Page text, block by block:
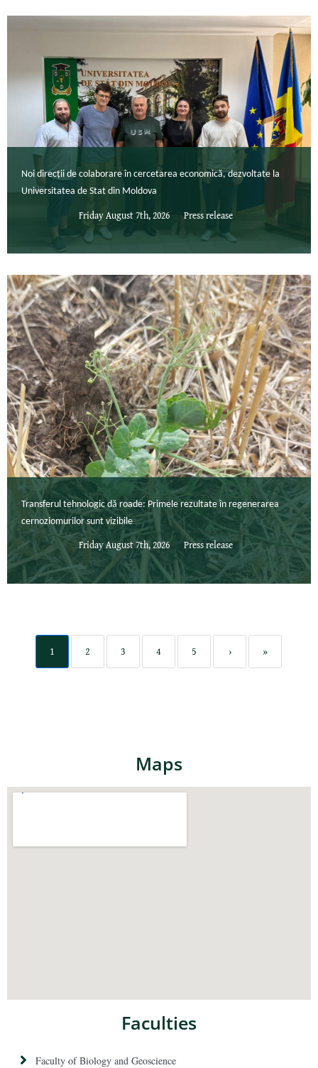
Noi direcții de colaborare în cercetarea economică, dezvoltate la
Universitatea de Stat din Moldova
Friday August 7th, 2026 Press release
Transferul tehnologic dă roade: Primele rezultate în regenerarea
cernoziomurilor sunt vizibile
Friday August 7th, 2026 Press release
1 2 3 4 5 › »
Maps
Faculties
Faculty of Biology and Geoscience